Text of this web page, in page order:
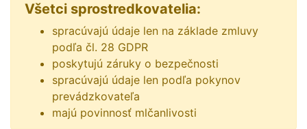
Všetci sprostredkovatelia:
spracúvajú údaje len na základe zmluvy
podľa čl. 28 GDPR
poskytujú záruky o bezpečnosti
spracúvajú údaje len podľa pokynov
prevádzkovateľa
majú povinnosť mlčanlivosti